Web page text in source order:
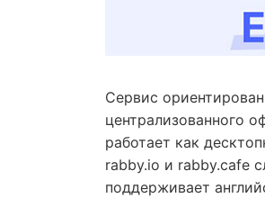
Сервис
централизованного
работает как
rabby.io и rabby.cafe
поддерживает